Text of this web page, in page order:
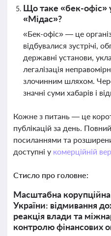
Що таке «бек-офіс»
«Мідас»?
«Бек-офіс» — це
відбувалися зустрічі,
державні установи,
легалізація
злочинним шляхом.
значні суми хабарів і
Кожне з питань — це
публікацій за день.
посиланнями та
доступні у комерційній
Стисло про головне:
Масштабна корупційна
України: відмивання
реакція влади та
контролю фінансових